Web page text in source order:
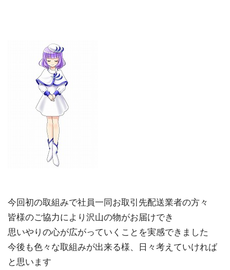
今回初の取組みで社員一同お取引先配送業者の方々
皆様のご協力により沢山の物がお届けでき
思いやりの心が広がっていくことを実感できました
今後も色々な取組みが出来る様、日々考えていければ
と思います